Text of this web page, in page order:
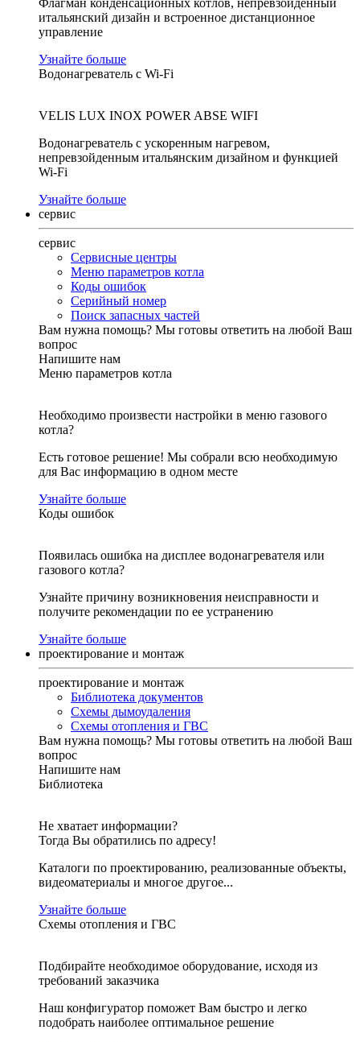
Флагман конденсационных котлов, непревзойденный
итальянский дизайн и встроенное дистанционное
управление
Узнайте больше
Водонагреватель с Wi-Fi
VELIS LUX INOX POWER ABSE WIFI
Водонагреватель с ускоренным нагревом,
непревзойденным итальянским дизайном и функцией
Wi-Fi
Узнайте больше
сервис
сервис
Сервисные центры
Меню параметров котла
Коды ошибок
Серийный номер
Поиск запасных частей
Вам нужна помощь? Мы готовы ответить на любой Ваш
вопрос
Напишите нам
Меню параметров котла
Необходимо произвести настройки в меню газового
котла?
Есть готовое решение! Мы собрали всю необходимую
для Вас информацию в одном месте
Узнайте больше
Коды ошибок
Появилась ошибка на дисплее водонагревателя или
газового котла?
Узнайте причину возникновения неисправности и
получите рекомендации по ее устранению
Узнайте больше
проектирование и монтаж
проектирование и монтаж
Библиотека документов
Схемы дымоудаления
Схемы отопления и ГВС
Вам нужна помощь? Мы готовы ответить на любой Ваш
вопрос
Напишите нам
Библиотека
Не хватает информации?
Тогда Вы обратились по адресу!
Каталоги по проектированию, реализованные объекты,
видеоматериалы и многое другое...
Узнайте больше
Схемы отопления и ГВС
Подбирайте необходимое оборудование, исходя из
требований заказчика
Наш конфигуратор поможет Вам быстро и легко
подобрать наиболее оптимальное решение